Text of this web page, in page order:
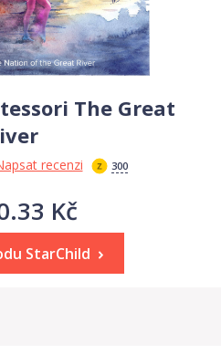
The Great
recenzi 300
Kč
StarChild